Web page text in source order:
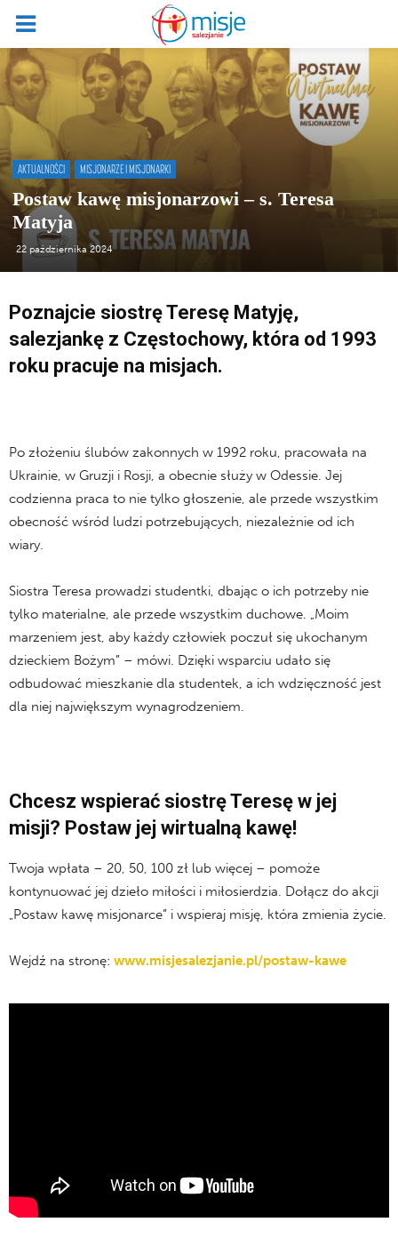
AKTUALNOŚCI MISJONARZE I MISJONARKI
Postaw kawę misjonarzowi – s. Teresa
Matyja
22 października 2024
Poznajcie siostrę Teresę Matyję,
salezjankę z Częstochowy, która od 1993
roku pracuje na misjach.
Po złożeniu ślubów zakonnych w 1992 roku, pracowała na
Ukrainie, w Gruzji i Rosji, a obecnie służy w Odessie. Jej
codzienna praca to nie tylko głoszenie, ale przede wszystkim
obecność wśród ludzi potrzebujących, niezależnie od ich
wiary.
Siostra Teresa prowadzi studentki, dbając o ich potrzeby nie
tylko materialne, ale przede wszystkim duchowe. „Moim
marzeniem jest, aby każdy człowiek poczuł się ukochanym
dzieckiem Bożym” – mówi. Dzięki wsparciu udało się
odbudować mieszkanie dla studentek, a ich wdzięczność jest
dla niej największym wynagrodzeniem.
Chcesz wspierać siostrę Teresę w jej
misji? Postaw jej wirtualną kawę!
Twoja wpłata – 20, 50, 100 zł lub więcej – pomoże
kontynuować jej dzieło miłości i miłosierdzia. Dołącz do akcji
„Postaw kawę misjonarce” i wspieraj misję, która zmienia życie.
Wejdź na stronę: www.misjesalezjanie.pl/postaw-kawe